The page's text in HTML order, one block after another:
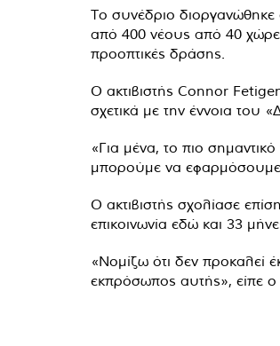
Το συνέδριο
από 400 νέους από 40 χώρες
προοπτικές δράσης.
Ο ακτιβιστής Connor
σχετικά με την έννοια
«Για μένα, το πιο
μπορούμε να εφαρμόσουμε
Ο ακτιβιστής σχολίασε
επικοινωνία εδώ και 33
«Νομίζω ότι δεν προκαλεί
εκπρόσωπος αυτής», είπε